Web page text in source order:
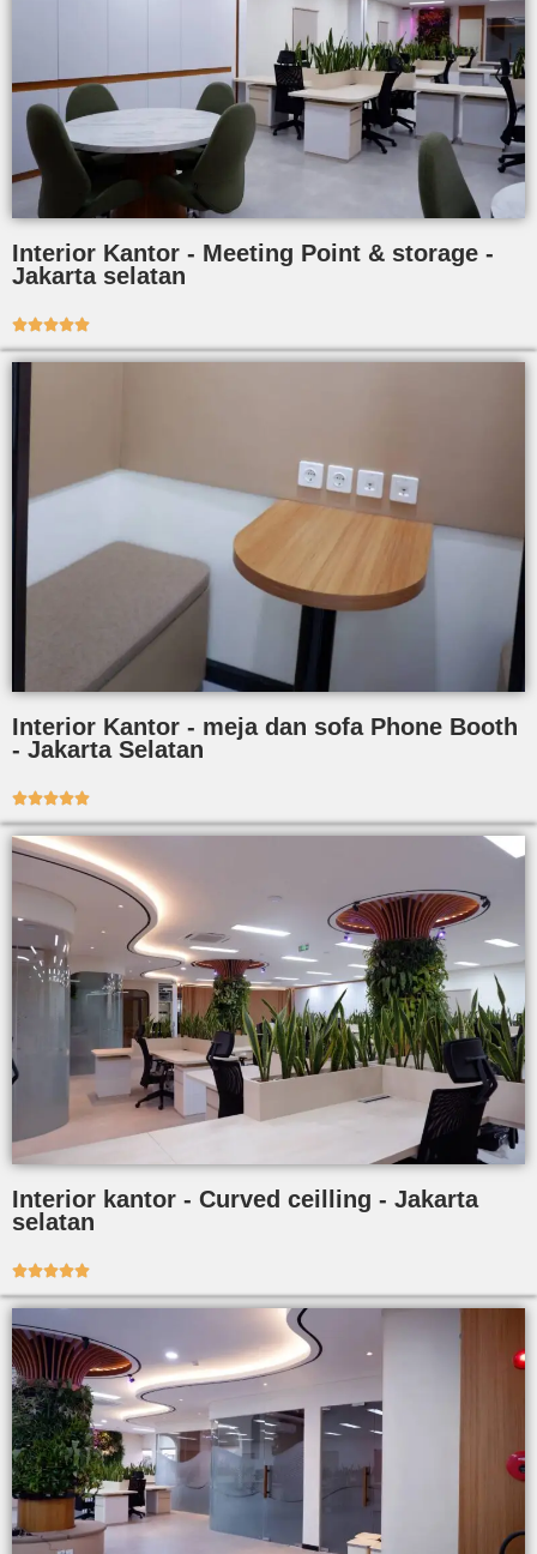
Interior Kantor - Meeting Point & storage -
Jakarta selatan

Interior Kantor - meja dan sofa Phone Booth
- Jakarta Selatan

Interior kantor - Curved ceilling - Jakarta
selatan
